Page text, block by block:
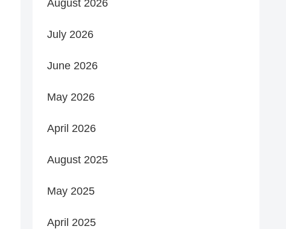
August 2026
July 2026
June 2026
May 2026
April 2026
August 2025
May 2025
April 2025